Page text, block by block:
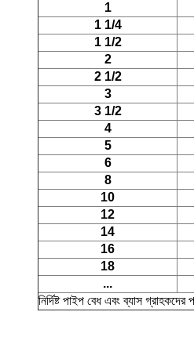
1
1 1/4
1 1/2
2
2 1/2
3
3 1/2
4
5
6
8
10
12
14
16
18
...
নির্দিষ্ট পাইপ বেধ এবং ব্যাস